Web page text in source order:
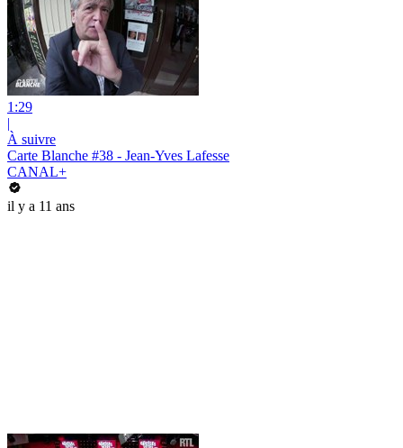
1:29
|
À suivre
Carte Blanche #38 - Jean-Yves Lafesse
CANAL+
il y a 11 ans